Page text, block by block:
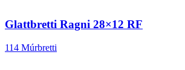
Glattbretti Ragni 28×12 RF
114 Múrbretti